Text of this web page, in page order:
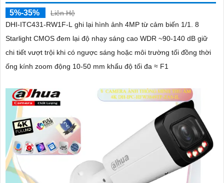
5%-35%
Liên Hệ
DHI-ITC431-RW1F-L ghi lại hình ảnh 4MP từ cảm biến 1/1. 8
Starlight CMOS đem lại độ nhạy sáng cao WDR ~90-140 dB giữ
chi tiết vượt trội khi có ngược sáng hoặc môi trường tối đồng thời
ống kính zoom động 10-50 mm khẩu độ tối đa ≈ F1